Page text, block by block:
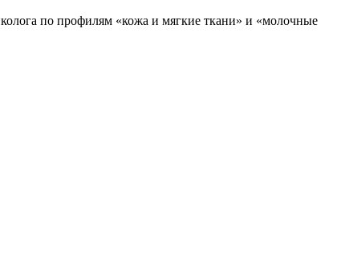
по профилям «кожа и мягкие ткани» и «молочные